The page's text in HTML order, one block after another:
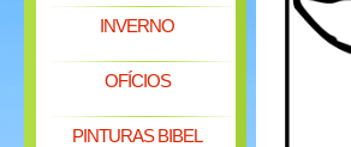
INVERNO
OFÍCIOS
PINTURAS BIBEL